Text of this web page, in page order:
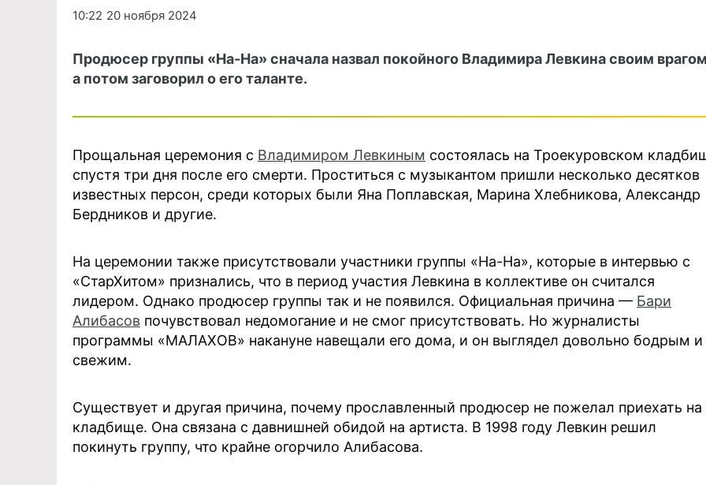
10:22 20 ноября 2024
Продюсер группы «На-На» сначала назвал покойного Владимира Левкина своим
а потом заговорил о его таланте.
Прощальная церемония с Владимиром Левкиным состоялась на Троекуровском
спустя три дня после его смерти. Проститься с музыкантом пришли несколько десятков
известных персон, среди которых были Яна Поплавская, Марина Хлебникова, Александр
Бердников и другие.
На церемонии также присутствовали участники группы «На-На», которые в интервью с
«СтарХитом» признались, что в период участия Левкина в коллективе он считался
лидером. Однако продюсер группы так и не появился. Официальная причина — Бари
Алибасов почувствовал недомогание и не смог присутствовать. Но журналисты
программы «МАЛАХОВ» накануне навещали его дома, и он выглядел довольно бодрым и
свежим.
Существует и другая причина, почему прославленный продюсер не пожелал приехать на
кладбище. Она связана с давнишней обидой на артиста. В 1998 году Левкин решил
покинуть группу, что крайне огорчило Алибасова.